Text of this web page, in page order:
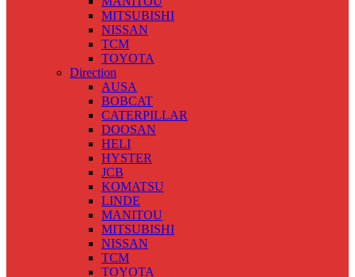
MITSUBISHI
NISSAN
TCM
TOYOTA
Direction
AUSA
BOBCAT
CATERPILLAR
DOOSAN
HELI
HYSTER
JCB
KOMATSU
LINDE
MANITOU
MITSUBISHI
NISSAN
TCM
TOYOTA